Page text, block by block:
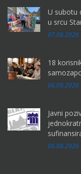
U subotu
u srcu
07.08.2026
18
06.08.2026
Javni
06.08.2026